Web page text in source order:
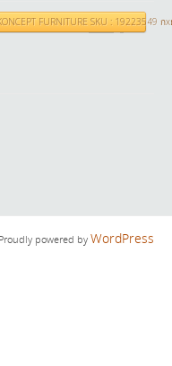
FURNITURE SKU : 19223549 ก
Proudly powered byWordPress